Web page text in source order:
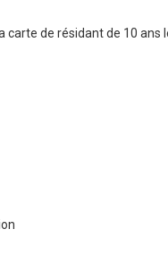
carte de résidant de 10 ans